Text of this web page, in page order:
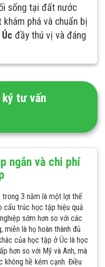
sống tại đất nước
phá và chuẩn bị
đầy thú vị và đáng
ký tư vấn
ngắn và chi phí
trong 3 năm là một lợi thế
cấu trúc học tập hiệu quả
sớm hơn so với các
là họ hoàn thành đủ
của học tập ở Úc là học
hơn so với Mỹ và Anh, mà
hề kém cạnh. Điều